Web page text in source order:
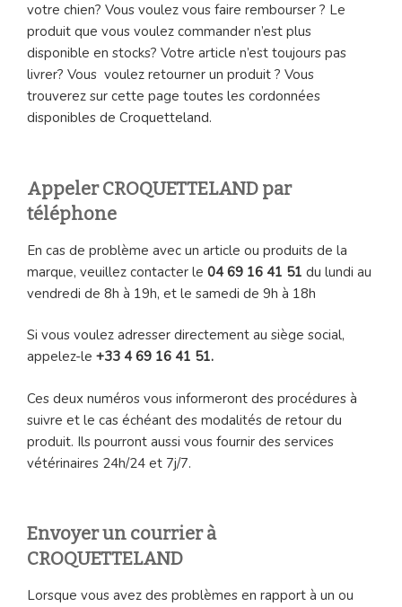
votre chien? Vous voulez vous faire rembourser ? Le
produit que vous voulez commander n’est plus
disponible en stocks? Votre article n’est toujours pas
livrer? Vous voulez retourner un produit ? Vous
trouverez sur cette page toutes les cordonnées
disponibles de Croquetteland.
Appeler CROQUETTELAND par
téléphone
En cas de problème avec un article ou produits de la
marque, veuillez contacter le 04 69 16 41 51 du lundi au
vendredi de 8h à 19h, et le samedi de 9h à 18h
Si vous voulez adresser directement au siège social,
appelez-le +33 4 69 16 41 51.
Ces deux numéros vous informeront des procédures à
suivre et le cas échéant des modalités de retour du
produit. Ils pourront aussi vous fournir des services
vétérinaires 24h/24 et 7j/7.
Envoyer un courrier à
CROQUETTELAND
Lorsque vous avez des problèmes en rapport à un ou